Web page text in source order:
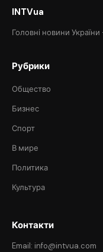
INTVua
Головні новини України
Рубрики
Общество
Бизнес
Спорт
В мире
Политика
Культура
Контакти
Email: info@intvua.com